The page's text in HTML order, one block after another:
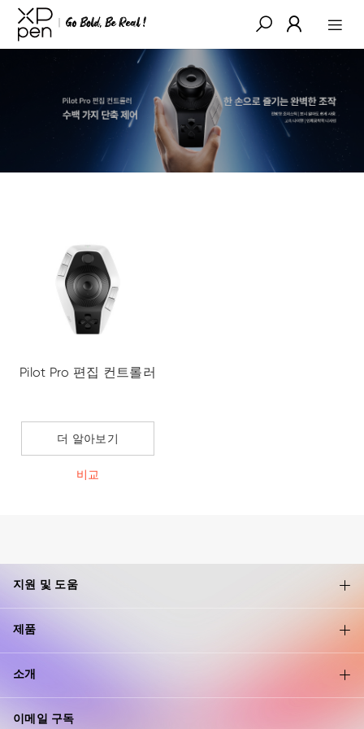
Pilot Pro 편집 컨트롤러
더 알아보기
비교
지원 및 도움
제품
소개
이메일 구독